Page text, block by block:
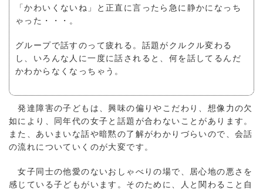
「かわいくないね」と正直に言ったら急に静かになっち
ゃった・・・。
グループで話すのって疲れる。話題がクルクル変わる
し、いろんな人に一度に話されると、何を話してるんだ
かわからなくなっちゃう。
発達障害の子どもは、興味の偏りやこだわり、想像力の欠
如により、同年代の女子と話題が合わないことがあります。
また、あいまいな話や暗黙の了解がわかりづらいので、会話
の流れについていくのが大変です。
女子同士の他愛のないおしゃべりの場で、居心地の悪さを
感じている子どもがいます。そのために、人と関わること自